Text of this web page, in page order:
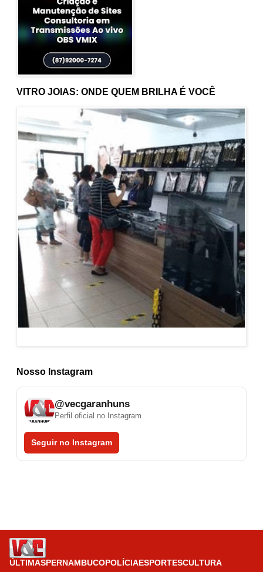
Nosso Instagram
@vecgaranhuns
Perfil oficial no Instagram
Seguir no Instagram
VITRO JOIAS: ONDE QUEM BRILHA É VOCÊ
ÚLTIMASPERNAMBUCOPOLÍCIAESPORTESCULTURA